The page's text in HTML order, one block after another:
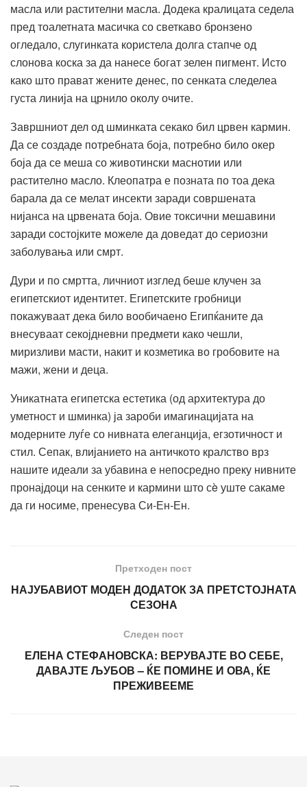
масла или растителни масла. Додека кралицата седела
пред тоалетната масичка со светкаво бронзено
огледало, слугинката користела долга стапче од
слонова коска за да нанесе богат зелен пигмент. Исто
како што прават жените денес, по сенката следелеа
густа линија на црнило околу очите.
Завршниотдел од шминката секако бил црвен кармин.
Да се ​создаде потребната боја, потребно било окер
боја да се меша со животински маснотии или
растително масло. Клеопатра е позната по тоа дека
барала да се мелат инсекти заради совршената
нијанса на црвената боја. Овие токсични мешавини
заради состојките можеле да доведат до сериозни
заболувања или смрт.
Дури и по смртта, личниот изглед беше клучен за
египетскиот идентитет. Египетските гробници
покажуваат дека било вообичаено Египќаните да
внесуваат секојдневни предмети како чешли,
миризливи масти, накит и козметика во гробовите на
мажи, жени и деца.
Уникатната египетска естетика (од архитектура до
уметност и шминка) ја зароби имагинацијата на
модерните луѓе со нивната елеганција, егзотичност и
стил. Сепак, влијанието на античкото кралство врз
нашите идеали за убавина е непосредно преку нивните
пронајдоци на сенките и кармини што сè уште сакаме
да ги носиме, пренесува Си-Ен-Ен.
Претходен пост
НАЈУБАВИОТ МОДЕН ДОДАТОК ЗА ПРЕТСТОЈНАТА
СЕЗОНА
Следен пост
ЕЛЕНА СТЕФАНОВСКА: ВЕРУВАЈТЕ ВО СЕБЕ,
ДАВАЈТЕ ЉУБОВ – ЌЕ ПОМИНЕ И ОВА, ЌЕ
ПРЕЖИВЕЕМЕ